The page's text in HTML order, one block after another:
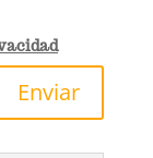
Enviar